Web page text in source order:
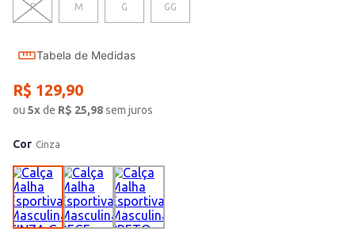
P M G GG
Tabela de Medidas
R$ 129,90
ou 5xde R$ 25,98sem juros
Cor Cinza